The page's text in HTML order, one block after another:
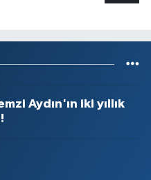
Aydın'ın iki yıllık